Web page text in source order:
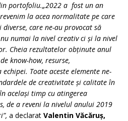
portofoliu.„2022 a fost un an
la acea normalitate pe care
care ne-au provocat să
numai la nivel creativ ci și la nivel
Cheia rezultatelor obținute anul
know-how, resurse,
Toate aceste elemente ne-
de creativitate și calitate în
același timp cu atingerea
de a reveni la nivelul anului 2019
a declarat Valentin Văcăruș,